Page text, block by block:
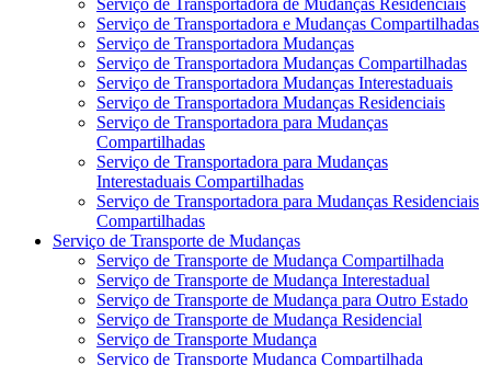
Serviço de Transportadora de Mudanças Residenciais
Serviço de Transportadora e Mudanças Compartilhadas
Serviço de Transportadora Mudanças
Serviço de Transportadora Mudanças Compartilhadas
Serviço de Transportadora Mudanças Interestaduais
Serviço de Transportadora Mudanças Residenciais
Serviço de Transportadora para Mudanças
Compartilhadas
Serviço de Transportadora para Mudanças
Interestaduais Compartilhadas
Serviço de Transportadora para Mudanças Residenciais
Compartilhadas
Serviço de Transporte de Mudanças
Serviço de Transporte de Mudança Compartilhada
Serviço de Transporte de Mudança Interestadual
Serviço de Transporte de Mudança para Outro Estado
Serviço de Transporte de Mudança Residencial
Serviço de Transporte Mudança
Serviço de Transporte Mudança Compartilhada